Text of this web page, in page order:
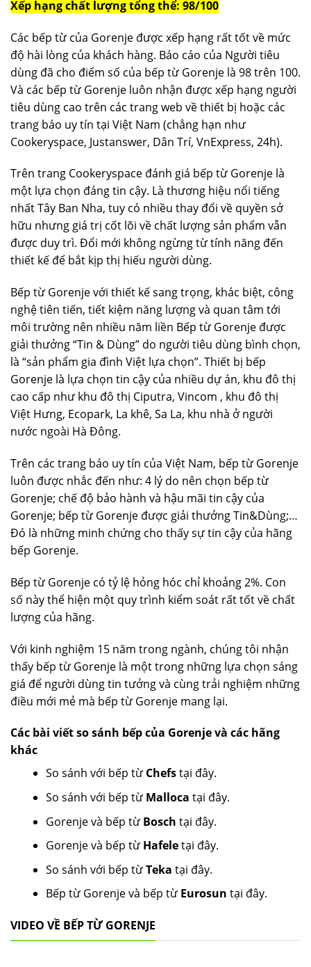
Xếp hạng chất lượng tổng thể: 98/100
Các bếp từ của Gorenje được xếp hạng rất tốt về mức
độ hài lòng của khách hàng. Báo cáo của Người tiêu
dùng đã cho điểm số của bếp từ Gorenje là 98 trên 100.
Và các bếp từ Gorenje luôn nhận được xếp hạng người
tiêu dùng cao trên các trang web về thiết bị hoặc các
trang báo uy tín tại Việt Nam (chẳng hạn như
Cookeryspace, Justanswer, Dân Trí, VnExpress, 24h).
Trên trang Cookeryspace đánh giá bếp từ Gorenje là
một lựa chọn đáng tin cậy. Là thương hiệu nổi tiếng
nhất Tây Ban Nha, tuy có nhiều thay đổi về quyền sở
hữu nhưng giá trị cốt lõi về chất lượng sản phẩm vẫn
được duy trì. Đổi mới không ngừng từ tính năng đến
thiết kế để bắt kịp thị hiếu người dùng.
Bếp từ Gorenje với thiết kế sang trọng, khác biệt, công
nghệ tiên tiến, tiết kiệm năng lượng và quan tâm tới
môi trường nên nhiều năm liền Bếp từ Gorenje được
giải thưởng “Tin & Dùng” do người tiêu dùng bình chọn,
là “sản phẩm gia đình Việt lựa chọn”. Thiết bị bếp
Gorenje là lựa chọn tin cậy của nhiều dự án, khu đô thị
cao cấp như khu đô thị Ciputra, Vincom , khu đô thị
Việt Hưng, Ecopark, La khê, Sa La, khu nhà ở người
nước ngoài Hà Đông.
Trên các trang báo uy tín của Việt Nam, bếp từ Gorenje
luôn được nhắc đến như: 4 lý do nên chọn bếp từ
Gorenje; chế độ bảo hành và hậu mãi tin cậy của
Gorenje; bếp từ Gorenje được giải thưởng Tin&Dùng;…
Đó là những minh chứng cho thấy sự tin cậy của hãng
bếp Gorenje.
Bếp từ Gorenje có tỷ lệ hỏng hóc chỉ khoảng 2%. Con
số này thể hiện một quy trình kiểm soát rất tốt về chất
lượng của hãng.
Với kinh nghiệm 15 năm trong ngành, chúng tôi nhận
thấy bếp từ Gorenje là một trong những lựa chọn sáng
giá để người dùng tin tưởng và cùng trải nghiệm những
điều mới mẻ mà bếp từ Gorenje mang lại.
Các bài viết so sánh bếp của Gorenje và các hãng
khác
So sánh với bếp từ Chefstại đây.
So sánh với bếp từ Malloca tại đây.
Gorenje và bếp từ Bosch tại đây.
Gorenje và bếp từ Hafeletại đây.
So sánh với bếp từTeka tại đây.
Bếp từ Gorenje và bếp từ Eurosun tại đây.
VIDEO VỀ BẾP TỪ GORENJE